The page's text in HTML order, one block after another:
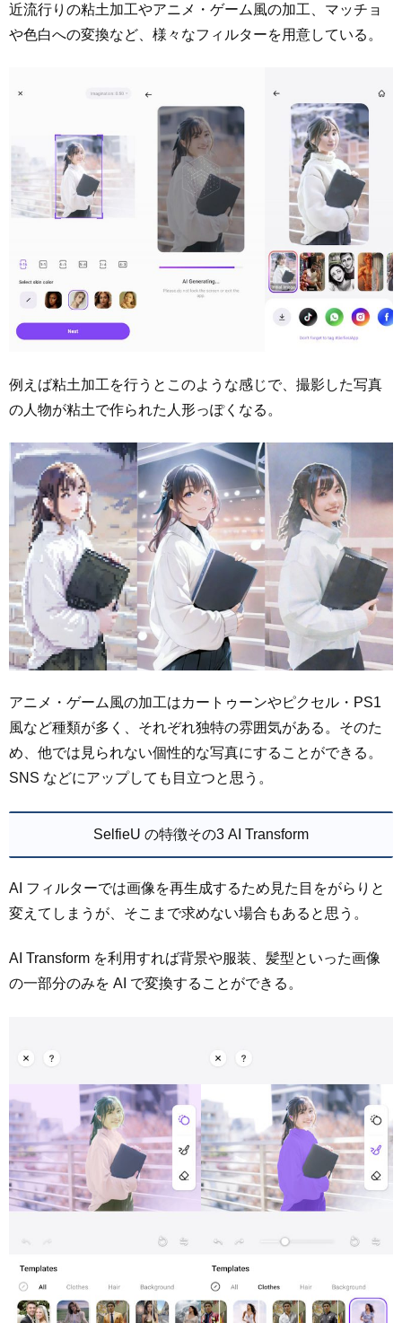
近流行りの粘土加工やアニメ・ゲーム風の加工、マッチョ
や色白への変換など、様々なフィルターを用意している。
例えば粘土加工を行うとこのような感じで、撮影した写真
の人物が粘土で作られた人形っぽくなる。
アニメ・ゲーム風の加工はカートゥーンやピクセル・PS1
風など種類が多く、それぞれ独特の雰囲気がある。そのた
め、他では見られない個性的な写真にすることができる。
SNS などにアップしても目立つと思う。
SelfieU の特徴その3 AI Transform
AI フィルターでは画像を再生成するため見た目をがらりと
変えてしまうが、そこまで求めない場合もあると思う。
AI Transform を利用すれば背景や服装、髪型といった画像
の一部分のみを AI で変換することができる。